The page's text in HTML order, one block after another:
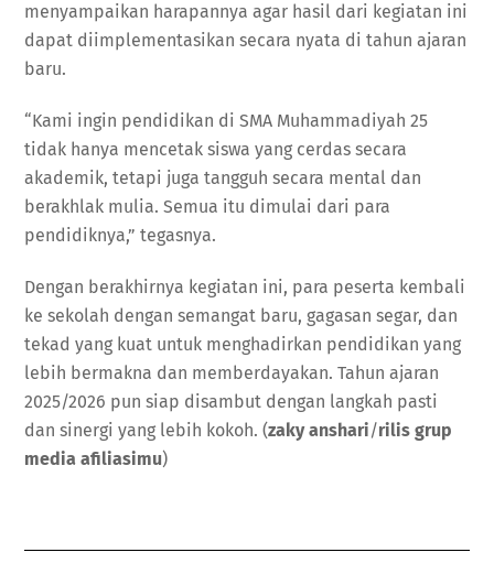
menyampaikan harapannya agar hasil dari kegiatan ini
dapat diimplementasikan secara nyata di tahun ajaran
baru.
“Kami ingin pendidikan di SMA Muhammadiyah 25
tidak hanya mencetak siswa yang cerdas secara
akademik, tetapi juga tangguh secara mental dan
berakhlak mulia. Semua itu dimulai dari para
pendidiknya,” tegasnya.
Dengan berakhirnya kegiatan ini, para peserta kembali
ke sekolah dengan semangat baru, gagasan segar, dan
tekad yang kuat untuk menghadirkan pendidikan yang
lebih bermakna dan memberdayakan. Tahun ajaran
2025/2026 pun siap disambut dengan langkah pasti
dan sinergi yang lebih kokoh. (zaky anshari/rilis grup
media afiliasimu)